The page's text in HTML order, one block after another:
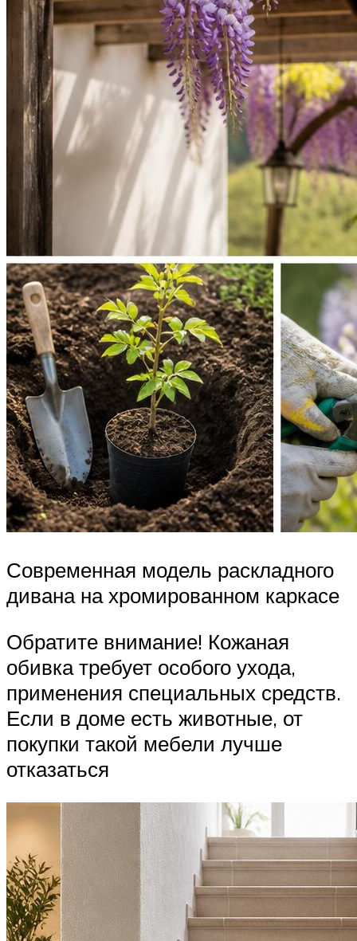
Современная модель раскладного
дивана на хромированном каркасе
Обратите внимание! Кожаная
обивка требует особого ухода,
применения специальных средств.
Если в доме есть животные, от
покупки такой мебели лучше
отказаться